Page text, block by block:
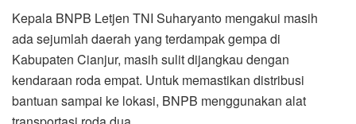
Kepala BNPB Letjen TNI Suharyanto mengakui masih
ada sejumlah daerah yang terdampak gempa di
Kabupaten Cianjur, masih sulit dijangkau dengan
kendaraan roda empat. Untuk memastikan distribusi
bantuan sampai ke lokasi, BNPB menggunakan alat